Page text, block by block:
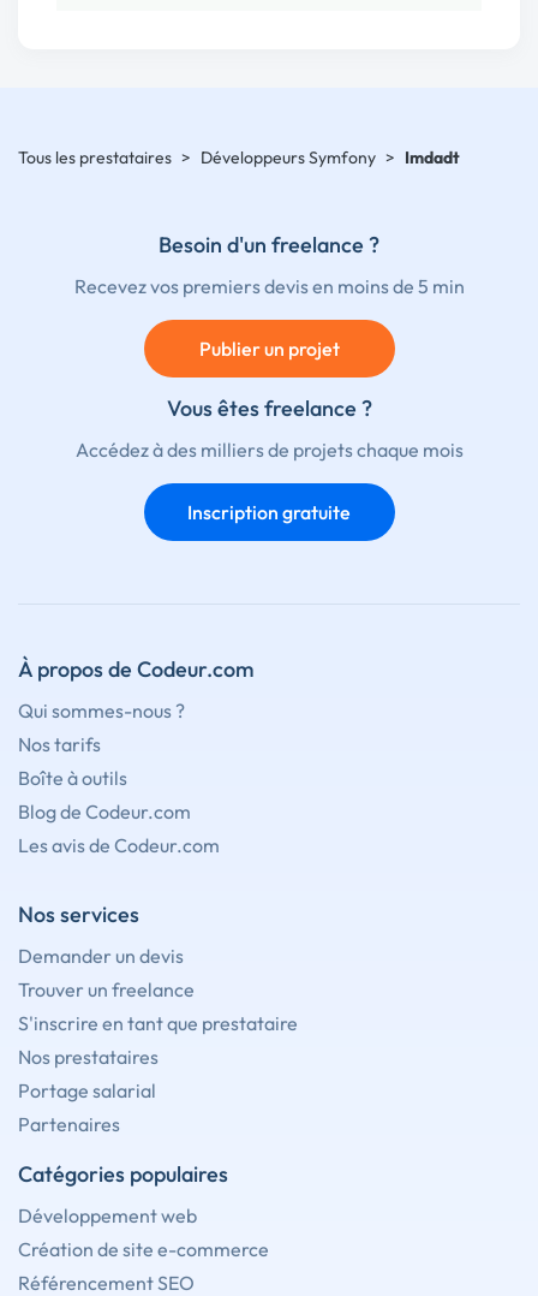
Tous les prestataires > Développeurs Symfony > Imdadt
Besoin d'un freelance ?
Recevez vos premiers devis en moins de 5 min
Publier un projet
Vous êtes freelance ?
Accédez à des milliers de projets chaque mois
Inscription gratuite
À propos de Codeur.com
Qui sommes-nous ?
Nos tarifs
Boîte à outils
Blog de Codeur.com
Les avis de Codeur.com
Nos services
Demander un devis
Trouver un freelance
S'inscrire en tant que prestataire
Nos prestataires
Portage salarial
Partenaires
Catégories populaires
Développement web
Création de site e-commerce
Référencement SEO